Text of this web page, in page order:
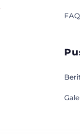
FAQ